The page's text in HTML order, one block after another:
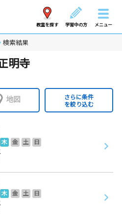
教室を探す 学習中の方 メニュー
検索結果
明寺
地図
さらに条件
を絞り込む
木 金 土
日
木 金 土
日